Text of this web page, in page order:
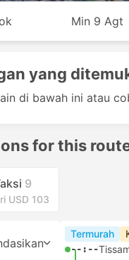
Min 9 Agt
yang
di bawah ini atau
for this
9
USD 103
Termurah
--:--